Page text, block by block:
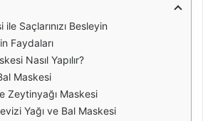
Saçlarınızı Besleyin
Faydaları
Nasıl Yapılır?
Maskesi
Zeytinyağı Maskesi
Yağı ve Bal Maskesi